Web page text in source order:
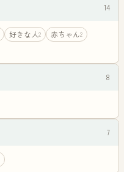
14
好きな人2 赤ちゃん2
8
7